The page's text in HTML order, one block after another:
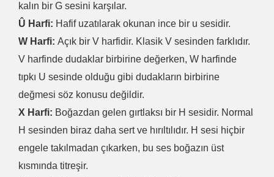
kalın bir G sesini karşılar.
Û Harfi: Hafif uzatılarak okunan ince bir u sesidir.
W Harfi: Açık bir V harfidir. Klasik V sesinden farklıdır.
V harfinde dudaklar birbirine değerken, W harfinde
tıpkı U sesinde olduğu gibi dudakların birbirine
değmesi söz konusu değildir.
X Harfi: Boğazdan gelen gırtlaksı bir H sesidir. Normal
H sesinden biraz daha sert ve hırıltılıdır. H sesi hiçbir
engele takılmadan çıkarken, bu ses boğazın üst
kısmında titreşir.